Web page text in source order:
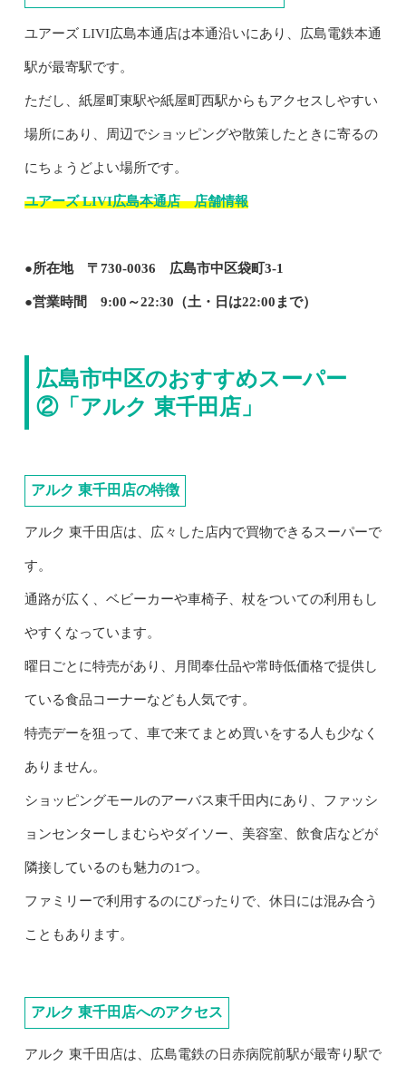
ユアーズ LIVI広島本通店は本通沿いにあり、広島電鉄本通
駅が最寄駅です。
ただし、紙屋町東駅や紙屋町西駅からもアクセスしやすい
場所にあり、周辺でショッピングや散策したときに寄るの
にちょうどよい場所です。
ユアーズ LIVI広島本通店 店舗情報
●所在地 〒730-0036 広島市中区袋町3-1
●営業時間 9:00～22:30（土・日は22:00まで）
広島市中区のおすすめスーパー
②「アルク 東千田店」
アルク 東千田店の特徴
アルク 東千田店は、広々した店内で買物できるスーパーで
す。
通路が広く、ベビーカーや車椅子、杖をついての利用もし
やすくなっています。
曜日ごとに特売があり、月間奉仕品や常時低価格で提供し
ている食品コーナーなども人気です。
特売デーを狙って、車で来てまとめ買いをする人も少なく
ありません。
ショッピングモールのアーバス東千田内にあり、ファッシ
ョンセンターしまむらやダイソー、美容室、飲食店などが
隣接しているのも魅力の1つ。
ファミリーで利用するのにぴったりで、休日には混み合う
こともあります。
アルク 東千田店へのアクセス
アルク 東千田店は、広島電鉄の日赤病院前駅が最寄り駅で